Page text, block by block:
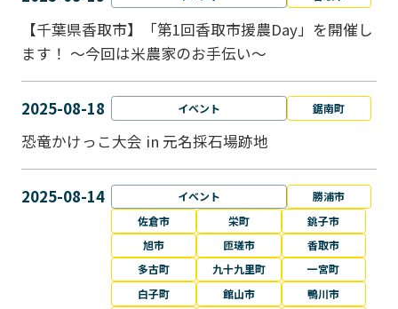
【千葉県香取市】「第1回香取市援農Day」を開催し
ます！ ～今回は米農家のお手伝い～
2025-08-18 イベント 鋸南町
恐竜かけっこ大会 in 元名採石場跡地
2025-08-14 イベント
勝浦市
佐倉市
栄町
銚子市
旭市
匝瑳市
香取市
多古町
九十九里町
一宮町
白子町
館山市
鴨川市